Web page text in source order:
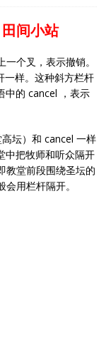
间小站
个叉，表示撤销。
一样。这种斜方栏杆
中的 cancel ，表示
坛）和 cancel 一样
中把牧师和听众隔开
教堂前段围绕圣坛的
用栏杆隔开。